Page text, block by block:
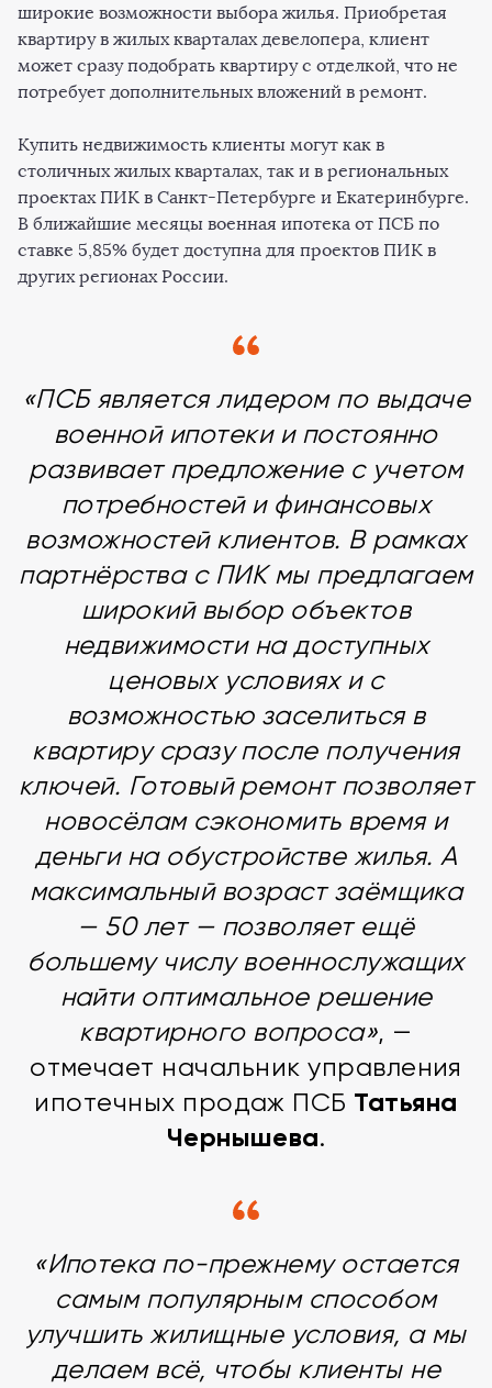
широкие возможности выбора жилья. Приобретая
квартиру в жилых кварталах девелопера, клиент
может сразу подобрать квартиру с отделкой, что не
потребует дополнительных вложений в ремонт.
Купить недвижимость клиенты могут как в
столичных жилых кварталах, так и в региональных
проектах ПИК в Санкт-Петербурге и Екатеринбурге.
В ближайшие месяцы военная ипотека от ПСБ по
ставке 5,85% будет доступна для проектов ПИК в
других регионах России.
«ПСБ является лидером по выдаче
военной ипотеки и постоянно
развивает предложение с учетом
потребностей и финансовых
возможностей клиентов. В рамках
партнёрства с ПИК мы предлагаем
широкий выбор объектов
недвижимости на доступных
ценовых условиях и с
возможностью заселиться в
квартиру сразу после получения
ключей. Готовый ремонт позволяет
новосёлам сэкономить время и
деньги на обустройстве жилья. А
максимальный возраст заёмщика
— 50 лет — позволяет ещё
большему числу военнослужащих
найти оптимальное решение
квартирного вопроса», —
отмечает начальник управления
ипотечных продаж ПСБ Татьяна
Чернышева.
«Ипотека по-прежнему остается
самым популярным способом
улучшить жилищные условия, а мы
делаем всё, чтобы клиенты не